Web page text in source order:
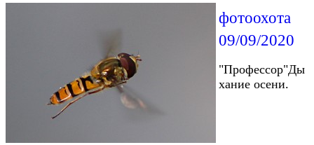
фотоохота
09/09/2020
"Профессор"Ды
хание осени.